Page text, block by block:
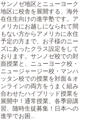
サンノゼ地区とニューヨーク
地区に校舎を展開する、海外
在住生向けの進学塾です。ア
メリカにお越しになられて間
もない方からアメリカに永住
予定の方まで、お子様のニー
ズにあったクラス設定をして
おります。サンノゼ校での対
面授業と、ニューヨーク校・
ニュージャージー校・マンハ
ッタン校での授業を対面＆オ
ンラインの両方をうまく組み
合わせたハイブリッド授業を
展開中！通常授業、各季節講
習、随時生徒募集！日本への
進学でお困...